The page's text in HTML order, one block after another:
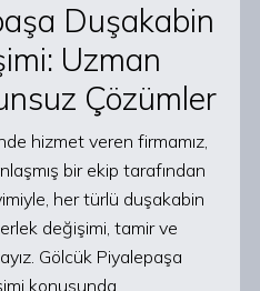
Duşakabin
Uzman
Çözümler
hizmet veren firmamız,
bir ekip tarafından
her türlü duşakabin
değişimi, tamir ve
Gölcük Piyalepaşa
konusunda